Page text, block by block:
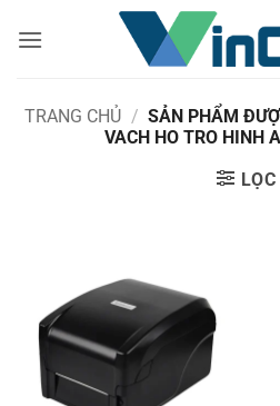
qua
TRANG CHỦ / SẢN PHẨM
VACH HO TRO HINH
LỌC